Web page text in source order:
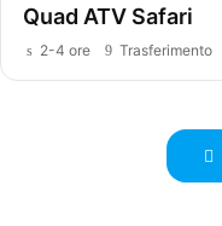
Quad ATV Safari
2-4 ore Trasferimento